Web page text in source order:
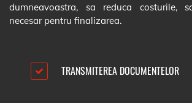
dumneavoastra, sa reduca costurile,
necesar pentru finalizarea.
TRANSMITEREA DOCUMENTELOR